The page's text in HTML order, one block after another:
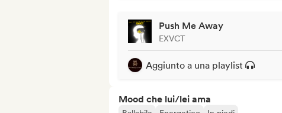
Push Me Away
EXVCT
Aggiunto a una playlist
Mood che lui/lei ama